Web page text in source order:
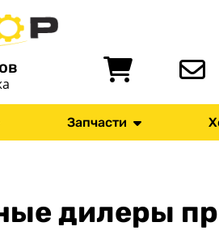
Запчасти
дилеры